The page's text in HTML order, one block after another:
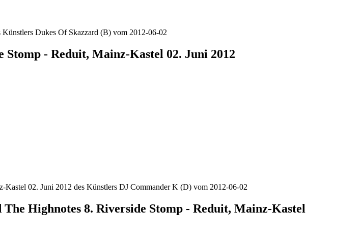
Dukes Of Skazzard (B) vom 2012-06-02
- Reduit, Mainz-Kastel 02. Juni 2012
02. Juni 2012 des Künstlers DJ Commander K (D) vom 2012-06-02
Highnotes 8. Riverside Stomp - Reduit, Mainz-Kastel